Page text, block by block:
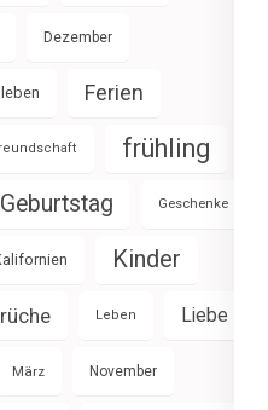
Dezember
Ferien
frühling
Geburtstag Geschenke
Kinder
Leben Liebe
März November